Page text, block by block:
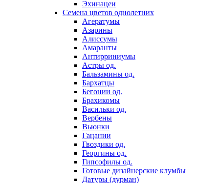
Эхинацеи
Семена цветов однолетних
Агератумы
Азарины
Алиссумы
Амаранты
Антирриниумы
Астры од.
Бальзамины од.
Бархатцы
Бегонии од.
Брахикомы
Васильки од.
Вербены
Вьюнки
Гацании
Гвоздики од.
Георгины од.
Гипсофилы од.
Готовые дизайнерские клумбы
Датуры (дурман)